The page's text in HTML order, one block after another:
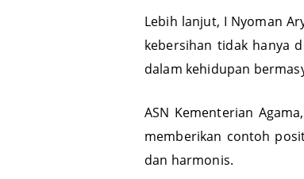
Lebih lanjut, I Nyoman
kebersihan tidak hanya
dalam kehidupan
ASN Kementerian
memberikan contoh
dan harmonis.